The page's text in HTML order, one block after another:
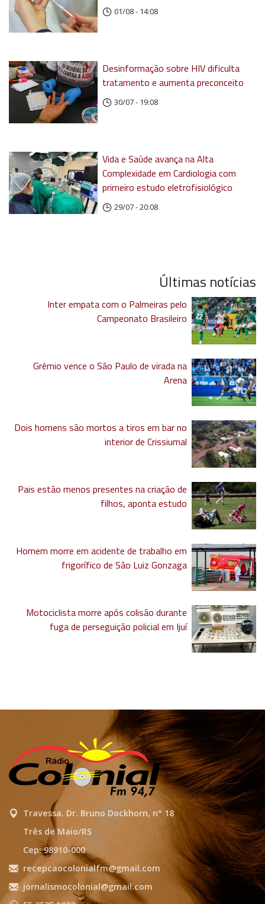
01/08 - 14:08
Desinformação sobre HIV dificulta
tratamento e aumenta preconceito
30/07 - 19:08
Vida e Saúde avança na Alta
Complexidade em Cardiologia com
primeiro estudo eletrofisiológico
29/07 - 20:08
Últimas notícias
Inter empata com o Palmeiras pelo
Campeonato Brasileiro
Grêmio vence o São Paulo de virada na
Arena
Dois homens são mortos a tiros em bar no
interior de Crissiumal
Pais estão menos presentes na criação de
filhos, aponta estudo
Homem morre em acidente de trabalho em
frigorífico de São Luiz Gonzaga
Motociclista morre após colisão durante
fuga de perseguição policial em Ijuí
Travessa. Dr. Bruno Dockhorn, n° 18
Três de Maio/RS
Cep: 98910-000
recepcaocolonialfm@gmail.com
jornalismocolonial@gmail.com